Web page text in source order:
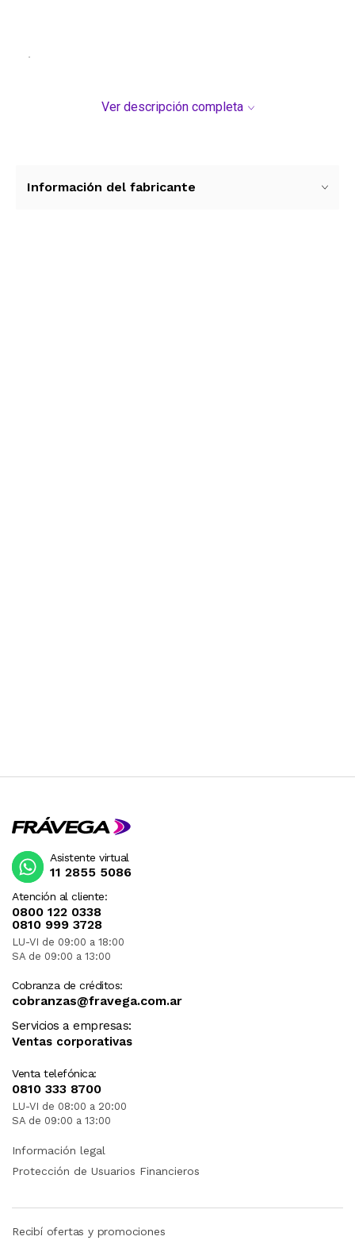
.
Ver descripción completa
Información del fabricante
Atención al cliente:
0800 122 0338
0810 999 3728
LU-VI de 09:00 a 18:00
SA de 09:00 a 13:00
Cobranza de créditos:
cobranzas@fravega.com.ar
Servicios a empresas:
Ventas corporativas
Venta telefónica:
0810 333 8700
LU-VI de 08:00 a 20:00
SA de 09:00 a 13:00
Asistente virtual
11 2855 5086
Información legal
Protección de Usuarios Financieros
Recibí ofertas y promociones